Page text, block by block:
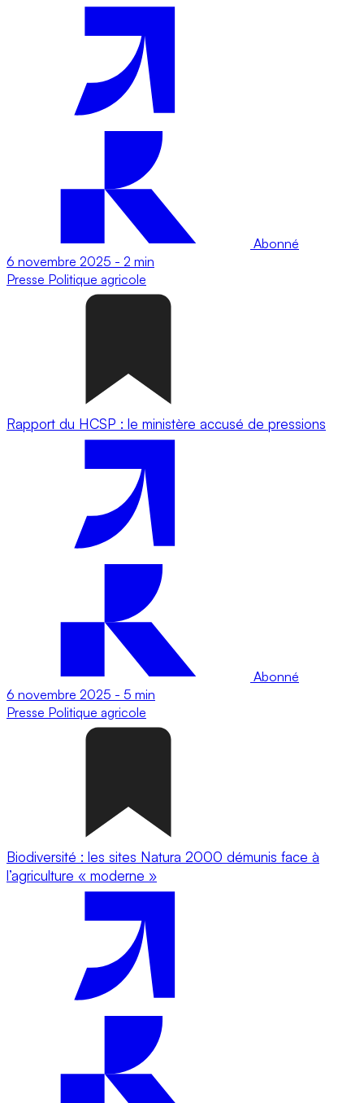
Abonné
6 novembre 2025 - 2 min
Presse Politique agricole
Rapport du HCSP : le ministère accusé de pressions
Abonné
6 novembre 2025 - 5 min
Presse Politique agricole
Biodiversité : les sites Natura 2000 démunis face à
l’agriculture « moderne »